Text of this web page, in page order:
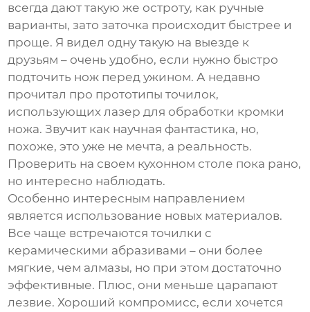
всегда дают такую же остроту, как ручные
варианты, зато заточка происходит быстрее и
проще. Я видел одну такую на выезде к
друзьям – очень удобно, если нужно быстро
подточить нож перед ужином. А недавно
прочитал про прототипы точилок,
использующих лазер для обработки кромки
ножа. Звучит как научная фантастика, но,
похоже, это уже не мечта, а реальность.
Проверить на своем кухонном столе пока рано,
но интересно наблюдать.
Особенно интересным направлением
является использование новых материалов.
Все чаще встречаются точилки с
керамическими абразивами – они более
мягкие, чем алмазы, но при этом достаточно
эффективные. Плюс, они меньше царапают
лезвие. Хороший компромисс, если хочется